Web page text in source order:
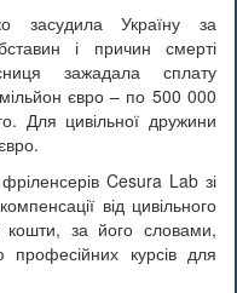
засудила Україну за
і причин смерті
зажадала сплату
мільйон євро – по 500 000
Для цивільної дружини
Cesura Lab зі
від цивільного
кошти, за його словами,
професійних курсів для